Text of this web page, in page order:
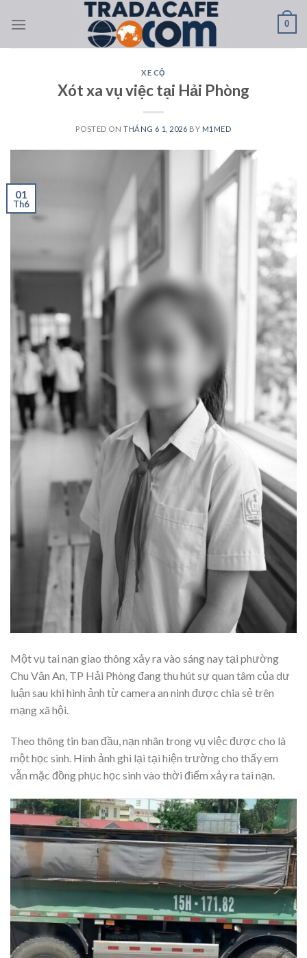
0
XE CỘ
Xót xa vụ việc tại Hải Phòng
POSTED ONTHÁNG 6 1, 2026 BY M1MED
01
Th6
Một vụ tai nạn giao thông xảy ra vào sáng nay tại phường
Chu Văn An, TP Hải Phòng đang thu hút sự quan tâm của dư
luận sau khi hình ảnh từ camera an ninh được chia sẻ trên
mạng xã hội.
Theo thông tin ban đầu, nạn nhân trong vụ việc được cho là
một học sinh. Hình ảnh ghi lại tại hiện trường cho thấy em
vẫn mặc đồng phục học sinh vào thời điểm xảy ra tai nạn.